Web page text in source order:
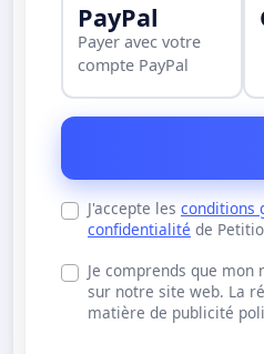
PayPal
Payer avec votre
compte PayPal
J'accepte les conditions
confidentialité de
Je comprends que
sur notre site web. La
matière de publicité